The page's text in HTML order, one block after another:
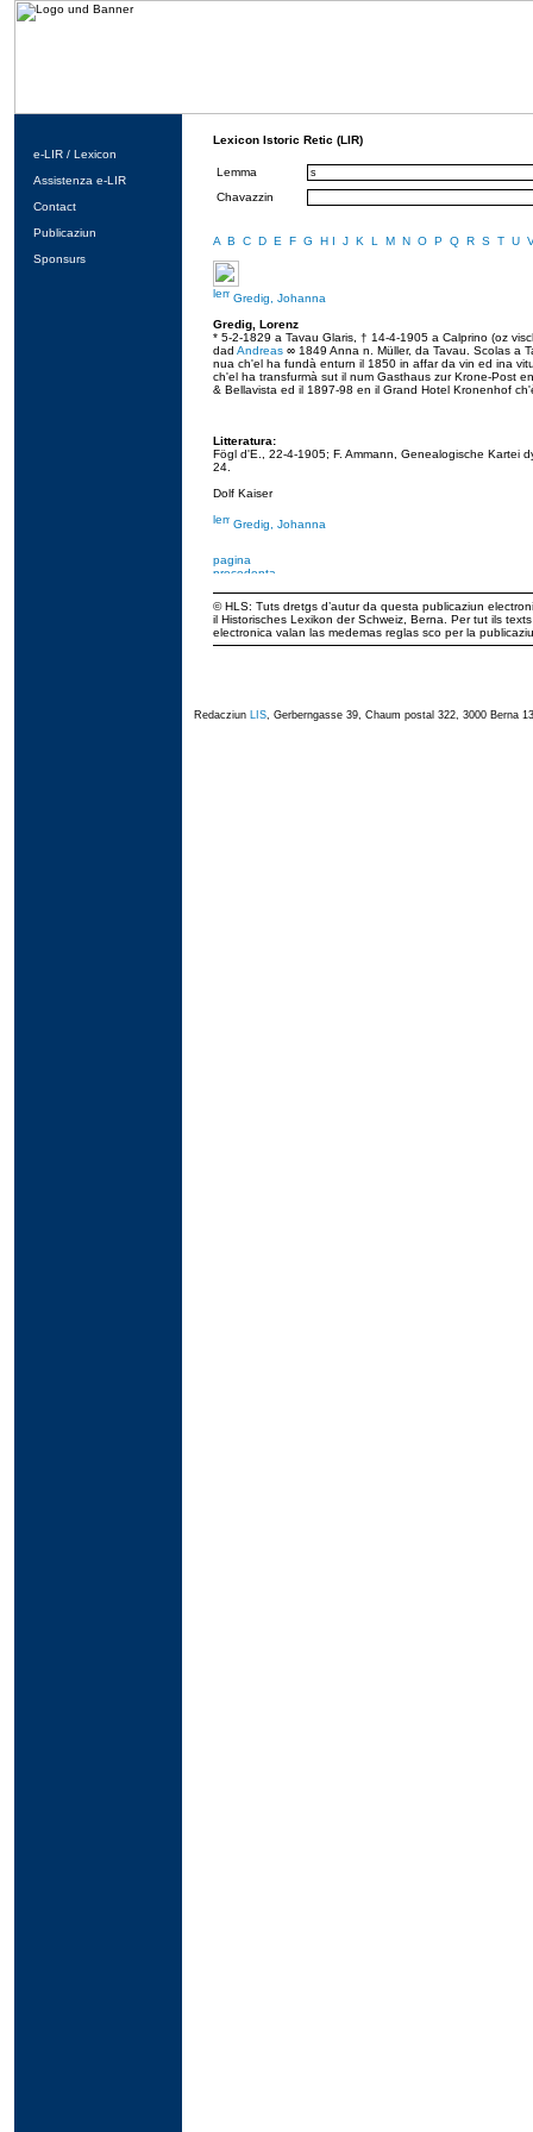
e-LIR / Lexicon
Assistenza e-LIR
Contact
Publicaziun
Sponsurs
Lexicon Istoric Retic (LIR)
Lemma
Chavazzin
A B C D E F G H I J K L M N O P Q R S T U
Gredig, Johanna
Gredig, Lorenz
* 5-2-1829 a Tavau Glaris, † 14-4-1905 a Calprino (oz
dad Andreas∞ 1849 Anna n. Müller, da Tavau. Scolas a
nua ch'el ha fundà enturn il 1850 in affar da vin ed ina
ch'el ha transfurmà sut il num Gasthaus zur Krone-Post
& Bellavista ed il 1897-98 en il Grand Hotel Kronenhof
Litteratura:
Fögl d'E., 22-4-1905; F. Ammann, Genealogische Kartei
24.
Dolf Kaiser
Gredig, Johanna
© HLS: Tuts dretgs d’autur da questa publicaziun
il Historisches Lexikon der Schweiz, Berna. Per tut ils
electronica valan las medemas reglas sco per la
Redacziun LIS, Gerberngasse 39, Chaum postal 322, 3000 Berna